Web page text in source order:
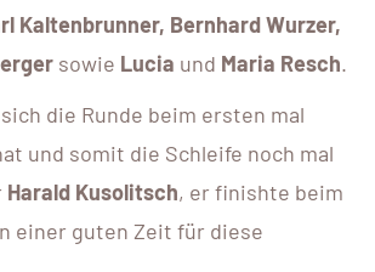
Kaltenbrunner, Bernhard Wurzer,
sowie Lucia und Maria Resch.
die Runde beim ersten mal
und somit die Schleife noch mal
Harald Kusolitsch, er finishte beim
einer guten Zeit für diese